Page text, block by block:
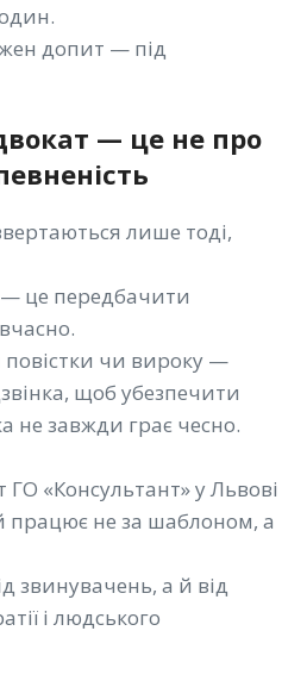
допит — під
— це не про
лише тоді,
це передбачити
повістки чи вироку —
щоб убезпечити
не завжди грає чесно.
«Консультант» у Львові
працює не за шаблоном, а
звинувачень, а й від
і людського